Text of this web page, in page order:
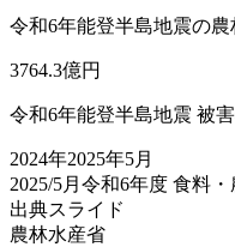
令和6年能登半島地震の
3764.3億円
令和6年能登半島地震 被
2024年2025年5月
2025/5月 令和6年度 食料・
出典スライド
農林水産省